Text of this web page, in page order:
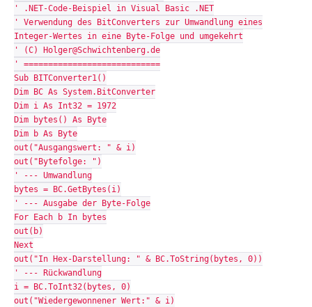
' .NET-Code-Beispiel in Visual Basic .NET
' Verwendung des BitConverters zur Umwandlung eines
Integer-Wertes in eine Byte-Folge und umgekehrt
' (C) Holger@Schwichtenberg.de
' ============================
Sub BITConverter1()
Dim BC As System.BitConverter
Dim i As Int32 = 1972
Dim bytes() As Byte
Dim b As Byte
out("Ausgangswert: " & i)
out("Bytefolge: ")
' --- Umwandlung
bytes = BC.GetBytes(i)
' --- Ausgabe der Byte-Folge
For Each b In bytes
out(b)
Next
out("In Hex-Darstellung: " & BC.ToString(bytes, 0))
' --- Rückwandlung
i = BC.ToInt32(bytes, 0)
out("Wiedergewonnener Wert:" & i)